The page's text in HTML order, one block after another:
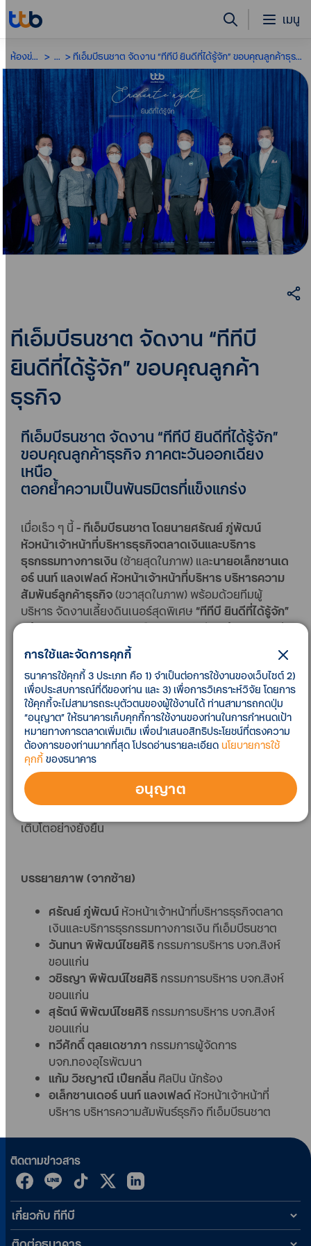
เมนู
ห้องข่าว ... ทีเอ็มบีธนชาต จัดงาน “ทีทีบี ยินดีที่ได้รู้จัก” ขอบคุณลูกค้าธุรกิจ
ทีเอ็มบีธนชาต จัดงาน “ทีทีบี
ยินดีที่ได้รู้จัก” ขอบคุณลูกค้า
ธุรกิจ
ทีเอ็มบีธนชาต จัดงาน “ทีทีบี ยินดีที่ได้รู้จัก”
ขอบคุณลูกค้าธุรกิจ ภาคตะวันออกเฉียง
เหนือ
ตอกย้ำความเป็นพันธมิตรที่แข็งแกร่ง
เมื่อเร็ว ๆ นี้ - ทีเอ็มบีธนชาต โดยนายศรัณย์ ภู่พัฒน์
หัวหน้าเจ้าหน้าที่บริหารธุรกิจตลาดเงินและบริการ
ธุรกรรมทางการเงิน(ซ้ายสุดในภาพ) และนายอเล็กซานเด
อร์ นนท์ แลงเฟลด์ หัวหน้าเจ้าหน้าที่บริหาร บริหารความ
สัมพันธ์ลูกค้าธุรกิจ(ขวาสุดในภาพ) พร้อมด้วยทีมผู้
บริหาร จัดงานเลี้ยงดินเนอร์สุดพิเศษ “ทีทีบี ยินดีที่ได้รู้จัก”
พร้อมการแสดงมินิคอนเสิร์ตจากศิลปินดัง แก้ม วิชญาณี
เปียกลิ่น โดยงานจัดขึ้นที่ โรงแรมพูลแมน ขอนแก่น ราชา
ออคิด เพื่อเป็นการกระชับความสัมพันธ์และขอบคุณลูกค้า
ธุรกิจในภาคตะวันออกเฉียงเหนือ ที่มอบความไว้วางใจให้
ธนาคารร่วมเป็นพันธมิตรทางธุรกิจที่ดีเสมอมา รวมทั้งได้
แลกเปลี่ยนมุมมองวิสัยทัศน์ระหว่างลูกค้าธุรกิจและผู้
บริหารธนาคาร เพื่อนำไปต่อยอดพัฒนาผลิตภัณฑ์และ
บริการที่ตอบโจทย์ความต้องการของลูกค้าธุรกิจให้ดียิ่ง
ขึ้น โดยมีลูกค้าธุรกิจจากจังหวัดขอนแก่นและจังหวัดข้าง
เคียงมาร่วมงานมากมาย สุดท้ายผู้บริหารกล่าวยืนยันอีก
ครั้งว่า ทีเอ็มบีธนชาต พร้อมสนับสนุนลูกค้าธุรกิจในทุก
เติบโตอย่างยั่งยืน
บรรยายภาพ (จากซ้าย)
ศรัณย์ ภู่พัฒน์ หัวหน้าเจ้าหน้าที่บริหารธุรกิจตลาด
เงินและบริการธุรกรรมทางการเงิน ทีเอ็มบีธนชาต
วันทนา พิพัฒน์ไชยศิริกรรมการบริหาร บจก.สิงห์
ขอนแก่น
วชิรญา พิพัฒน์ไชยศิริกรรมการบริหาร บจก.สิงห์
ขอนแก่น
สุรัตน์ พิพัฒน์ไชยศิริกรรมการบริหาร บจก.สิงห์
ขอนแก่น
ทวีศักดิ์ ตุลยเดชาภา กรรมการผู้จัดการ
บจก.ทองอุไรพัฒนา
แก้ม วิชญาณี เปียกลิ่น ศิลปิน นักร้อง
อเล็กซานเดอร์ นนท์ แลงเฟลด์ หัวหน้าเจ้าหน้าที่
บริหาร บริหารความสัมพันธ์ธุรกิจ ทีเอ็มบีธนชาต
การใช้และจัดการคุกกี้
ธนาคารใช้คุกกี้ 3 ประเภท คือ 1) จำเป็นต่อการใช้งานของเว็บไซต์ 2)
เพื่อประสบการณ์ที่ดีของท่าน และ 3) เพื่อการวิเคราะห์วิจัย โดยการ
ใช้คุกกี้จะไม่สามารถระบุตัวตนของผู้ใช้งานได้ ท่านสามารถกดปุ่ม
“อนุญาต” ให้ธนาคารเก็บคุกกี้การใช้งานของท่านในการกำหนดเป้า
หมายทางการตลาดเพิ่มเติม เพื่อนำเสนอสิทธิประโยชน์ที่ตรงความ
ต้องการของท่านมากที่สุด โปรดอ่านรายละเอียด นโยบายการใช้
คุกกี้ ของธนาคาร
อนุญาต
ติดตามข่าวสาร
เกี่ยวกับ ทีทีบี